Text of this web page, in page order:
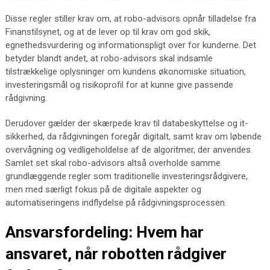
Disse regler stiller krav om, at robo-advisors opnår tilladelse fra
Finanstilsynet, og at de lever op til krav om god skik,
egnethedsvurdering og informationspligt over for kunderne. Det
betyder blandt andet, at robo-advisors skal indsamle
tilstrækkelige oplysninger om kundens økonomiske situation,
investeringsmål og risikoprofil for at kunne give passende
rådgivning.
Derudover gælder der skærpede krav til databeskyttelse og it-
sikkerhed, da rådgivningen foregår digitalt, samt krav om løbende
overvågning og vedligeholdelse af de algoritmer, der anvendes.
Samlet set skal robo-advisors altså overholde samme
grundlæggende regler som traditionelle investeringsrådgivere,
men med særligt fokus på de digitale aspekter og
automatiseringens indflydelse på rådgivningsprocessen.
Ansvarsfordeling: Hvem har
ansvaret, når robotten rådgiver